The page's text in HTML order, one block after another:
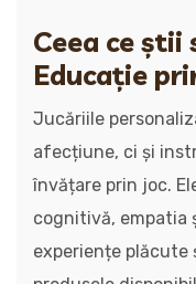
Ceea ce știi
Educație
Jucăriile
afecțiune, ci și
învățare prin joc.
cognitivă, empatia
experiențe plăcute